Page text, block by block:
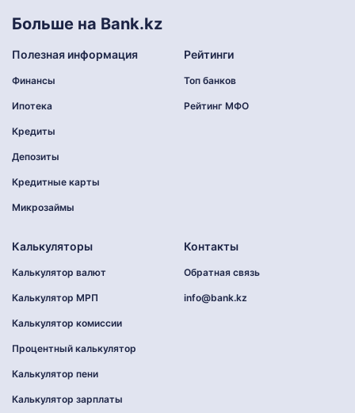
Больше на Bank.kz
Полезная информация
Финансы
Ипотека
Кредиты
Депозиты
Кредитные карты
Микрозаймы
Рейтинги
Топ банков
Рейтинг МФО
Калькуляторы
Калькулятор валют
Калькулятор МРП
Калькулятор комиссии
Процентный калькулятор
Калькулятор пени
Калькулятор зарплаты
Контакты
Обратная связь
info@bank.kz